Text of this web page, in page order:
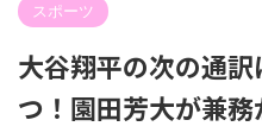
スポーツ
大谷翔平の次の通
つ！園田芳大が兼